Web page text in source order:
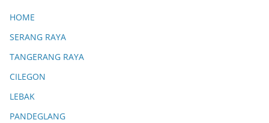
HOME
SERANG RAYA
TANGERANG RAYA
CILEGON
LEBAK
PANDEGLANG